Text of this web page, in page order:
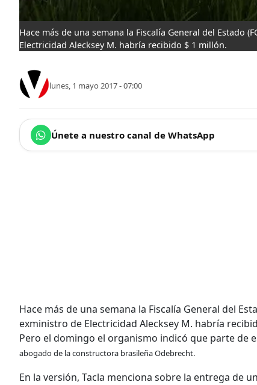
Hace más de una semana la Fiscalía General del Estado
Electricidad Alecksey M. habría recibido $ 1 millón.
lunes, 1 mayo 2017 - 07:00
Únete a nuestro canal de WhatsApp
Hace más de una semana la Fiscalía General del
exministro de Electricidad Alecksey M. habría
Pero el domingo el organismo indicó que parte de
abogado de la constructora brasileña Odebrecht.
En la versión, Tacla menciona sobre la entrega de